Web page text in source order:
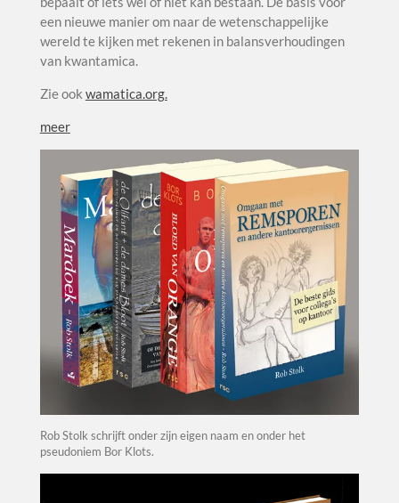
een nieuwe manier om naar de wetenschappelijke
wereld te kijken met rekenen in balansverhoudingen
van kwantamica.
Zie ook wamatica.org.
meer
Rob Stolk schrijft onder zijn eigen naam en onder het
pseudoniem Bor Klots.